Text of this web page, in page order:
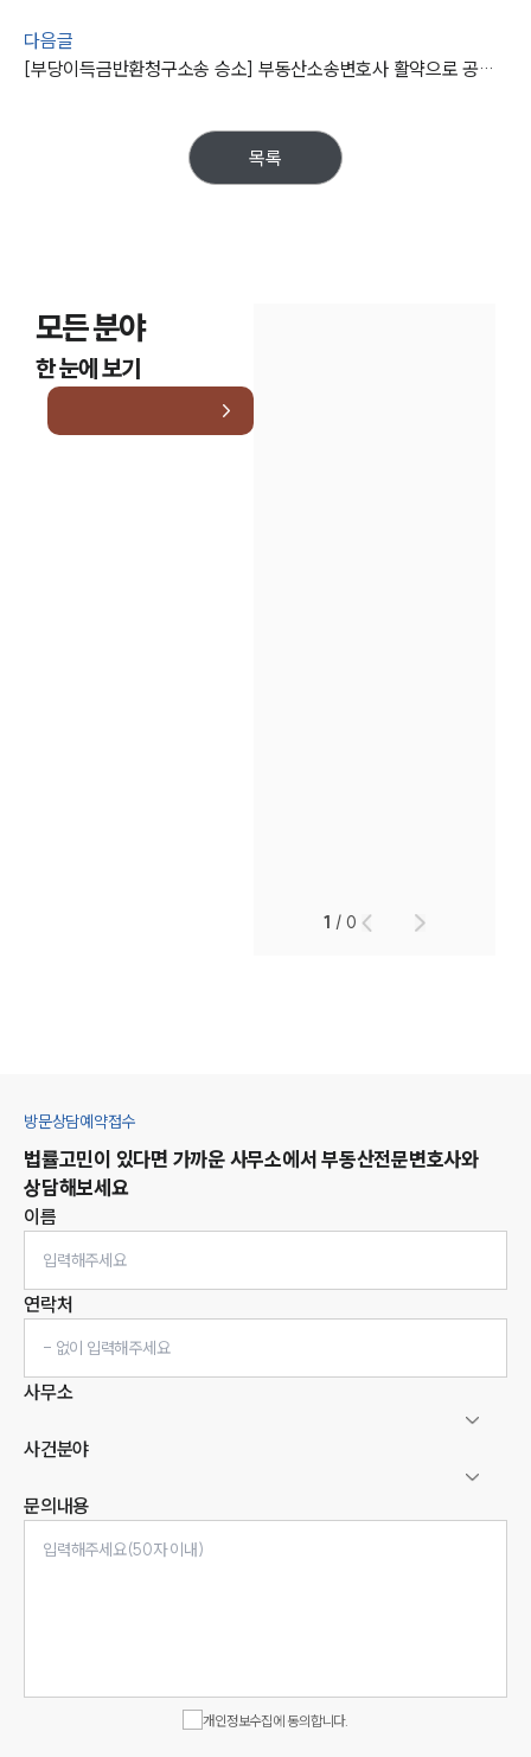
대륜법률상담예약
다음글
[부당이득금반환청구소송 승소] 부동산소송변호사 활약으로 공장 부지 매매계약 취소하고 계약금 돌려받음
목록
모든 분야
한 눈에 보기
1 /0
방문상담예약접수
법률고민이 있다면 가까운 사무소에서 부동산전문변호사와
상담해보세요
이름
연락처
사무소
사건분야
문의내용
개인정보수집에 동의합니다.